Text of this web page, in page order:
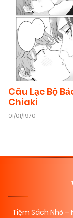
Câu Lạc Bộ
Chiaki
01/01/1970
Tiệm Sách Nhỏ –